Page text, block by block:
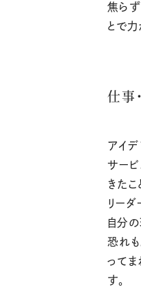
焦らず
とで力
仕事
アイ
サービ
きた
リー
自分
恐れも
って
す。